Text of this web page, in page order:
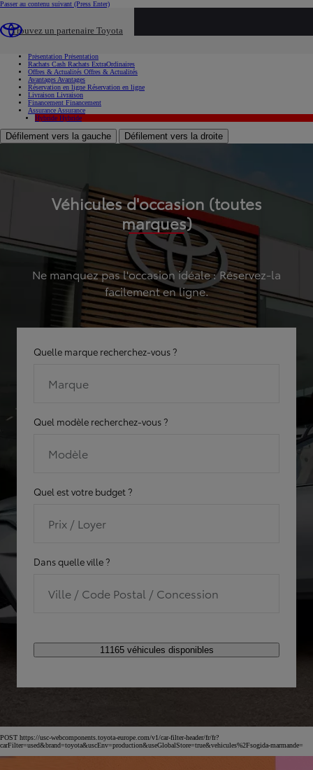
Passer au contenu suivant (Press Enter)
Trouvez un partenaire Toyota
Présentation Présentation
Rachats Cash Rachats ExtraOrdinaires
Offres & Actualités Offres & Actualités
Avantages Avantages
Réservation en ligne Réservation en ligne
Livraison Livraison
Financement Financement
Assurance Assurance
Hybride Hybride
Défilement vers la gauche Défilement vers la droite
Véhicules d'occasion (toutes
marques)
Ne manquez pas l'occasion idéale : Réservez-la
facilement en ligne.
Quelle marque recherchez-vous ?
Marque
Quel modèle recherchez-vous ?
Modèle
Quel est votre budget ?
Prix / Loyer
Dans quelle ville ?
Ville / Code Postal / Concession
11165 véhicules disponibles
POST https://usc-webcomponents.toyota-europe.com/v1/car-filter-header/fr/fr?
carFilter=used&brand=toyota&uscEnv=production&useGlobalStore=true&vehicules%2Fsogida-marmande=